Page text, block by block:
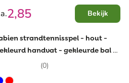
2,85 Bekijk
strandtennisspel - hout -
handvat - gekleurde bal -
in gaashoes
(0)